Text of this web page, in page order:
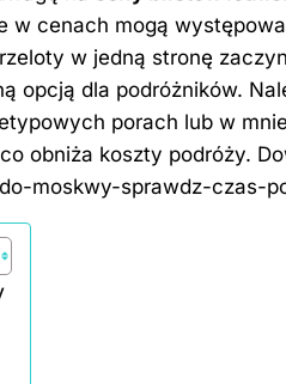
w cenach mogą
w jedną stronę
opcją dla podróżników.
porach lub w
obniża koszty podróży.
moskwy-sprawdz-czas-